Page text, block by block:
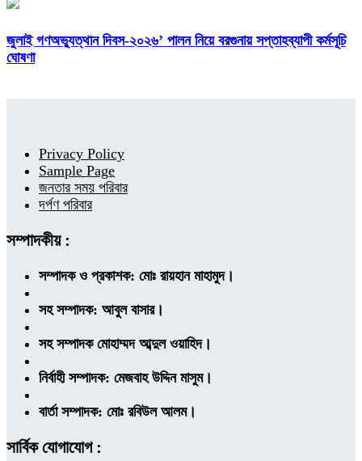
জুলাই গণঅভ্যুত্থান দিবস-২০২৬’ পালন নিয়ে বরগুনায় সপ্তাহব্যাপী কর্মসূচি
ঘোষণা
Privacy Policy
Sample Page
জনতার সময় পরিবার
দর্পণ পরিবার
সম্পাদকীয় :
সম্পাদক ও প্রকাশক: মোঃ রায়হান মাহামুদ।
সহ সম্পাদক: আবুল বাসার।
সহ সম্পাদক মোহাম্মদ আব্দুল ওয়াহিদ।
নির্বাহী সম্পাদক: মেজবাহ উদ্দিন মাসুম।
বার্তা সম্পাদক: মোঃ রবিউল আলম।
সার্বিক যোগাযোগ :